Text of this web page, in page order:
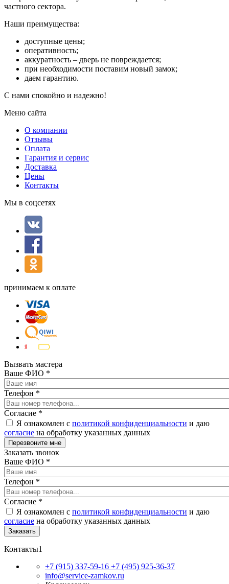
частного сектора.
Наши преимущества:
доступные цены;
оперативность;
аккуратность – дверь не повреждается;
при необходимости поставим новый замок;
даем гарантию.
С нами спокойно и надежно!
Меню сайта
О компании
Отзывы
Оплата
Гарантия и сервис
Доставка
Цены
Контакты
Мы в соцсетях
принимаем к оплате
Вызвать мастера
Ваше ФИО *
Телефон *
Согласие *
Я ознакомлен с политикой конфиденциальности и даю
согласие на обработку указанных данных
Заказать звонок
Ваше ФИО *
Телефон *
Согласие *
Я ознакомлен с политикой конфиденциальности и даю
согласие на обработку указанных данных
Контакты1
+7 (915) 337-59-16 +7 (495) 925-36-37
info@service-zamkov.ru